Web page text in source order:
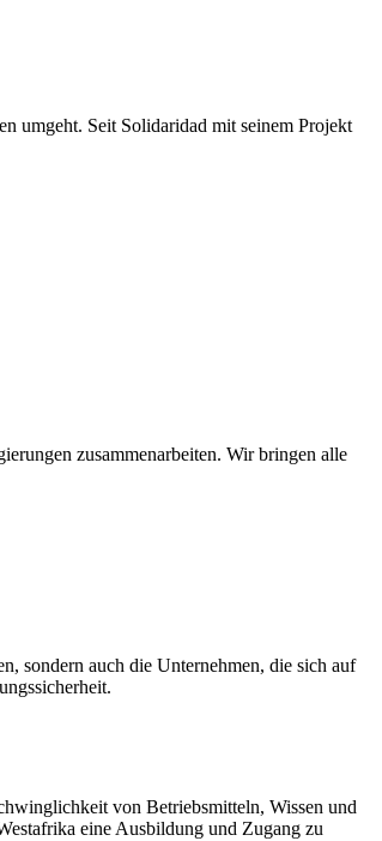
umgeht. Seit Solidaridad mit seinem Projekt
zusammenarbeiten. Wir bringen alle
sondern auch die Unternehmen, die sich auf
von Betriebsmitteln, Wissen und
eine Ausbildung und Zugang zu